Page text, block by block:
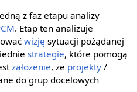
z faz etapu analizy
. Etap ten analizuje
wizję sytuacji pożądanej
strategie, które pomogą
założenie, że projekty/
do grup docelowych